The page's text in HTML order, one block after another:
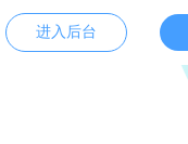
进入后台